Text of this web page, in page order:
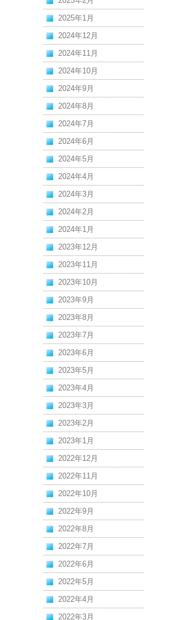
2025年1月
2024年12月
2024年11月
2024年10月
2024年9月
2024年8月
2024年7月
2024年6月
2024年5月
2024年4月
2024年3月
2024年2月
2024年1月
2023年12月
2023年11月
2023年10月
2023年9月
2023年8月
2023年7月
2023年6月
2023年5月
2023年4月
2023年3月
2023年2月
2023年1月
2022年12月
2022年11月
2022年10月
2022年9月
2022年8月
2022年7月
2022年6月
2022年5月
2022年4月
2022年3月